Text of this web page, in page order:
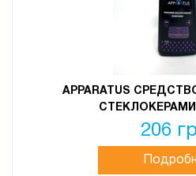
APPARATUS
206